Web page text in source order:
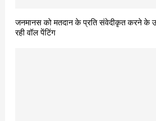
जनमानस को मतदान के प्रति संवेदीकृत करने के
रही वॉल पेंटिंग